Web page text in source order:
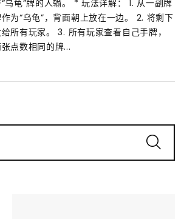
乌龟”牌的人输。 * 玩法详解： 1. 从一副牌
为“乌龟”，背面朝上放在一边。 2. 将剩下
所有玩家。 3. 所有玩家查看自己手牌，
点数相同的牌...